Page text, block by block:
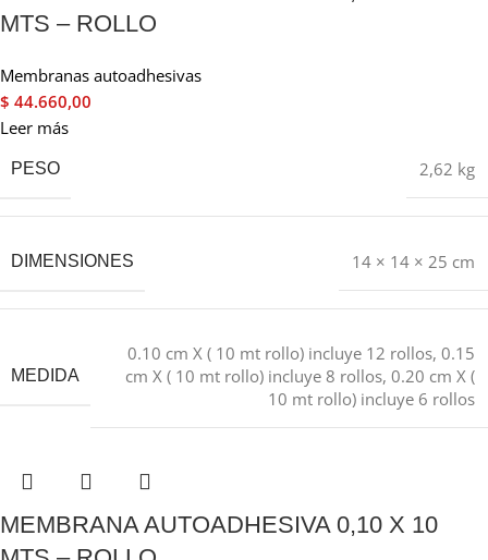
MTS – ROLLO
Membranas autoadhesivas
$ 44.660,00
Leer más
PESO 2,62 kg
DIMENSIONES 14 × 14 × 25 cm
MEDIDA
0.10 cm X ( 10 mt rollo) incluye 12 rollos, 0.15
cm X ( 10 mt rollo) incluye 8 rollos, 0.20 cm X (
10 mt rollo) incluye 6 rollos
MEMBRANA AUTOADHESIVA 0,10 X 10